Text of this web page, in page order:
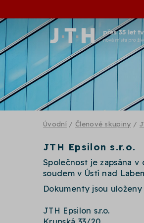
Úvodní / Členové skupiny /
JTH Epsilon s.r.o.
Společnost je zapsána
soudem v Ústí nad
Dokumenty jsou
JTH Epsilon s.r.o.